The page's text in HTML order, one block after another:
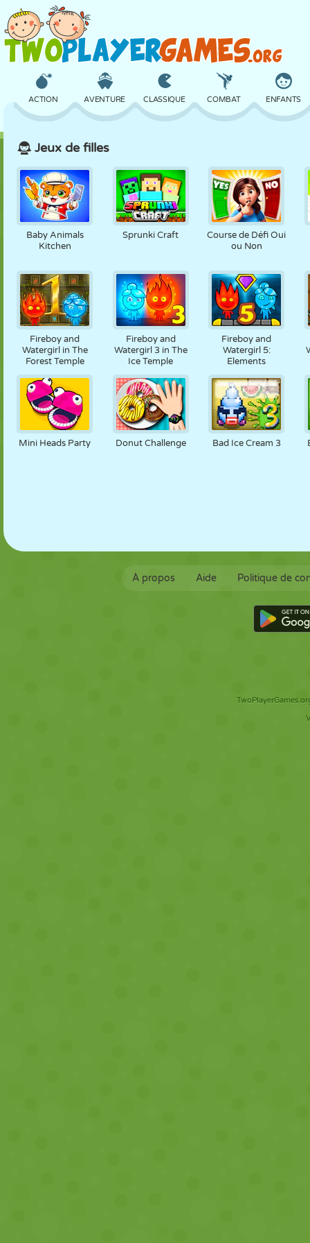
ACTION AVENTURE CLASSIQUE COMBAT ENFANTS
CHÂTEAU ÉCHECS CRAZY DÉFENSE DINOSAURE
FILLES SAUT MATHS LABYRINTHE
MARIONNETTES PUZZLE RÉACTION RÉTRO ROBOT
STRATÉGIE CASCADE TANK TENNIS MORPION
Jeux de filles
Baby Animals
Kitchen
Sprunki Craft
Course de Défi Oui
ou Non
Fireboy and
Watergirl in The
Forest Temple
Fireboy and
Watergirl 3 in The
Ice Temple
Fireboy and
Watergirl 5:
Elements
Mini Heads Party Donut Challenge Bad Ice Cream 3
À propos Aide Politique de